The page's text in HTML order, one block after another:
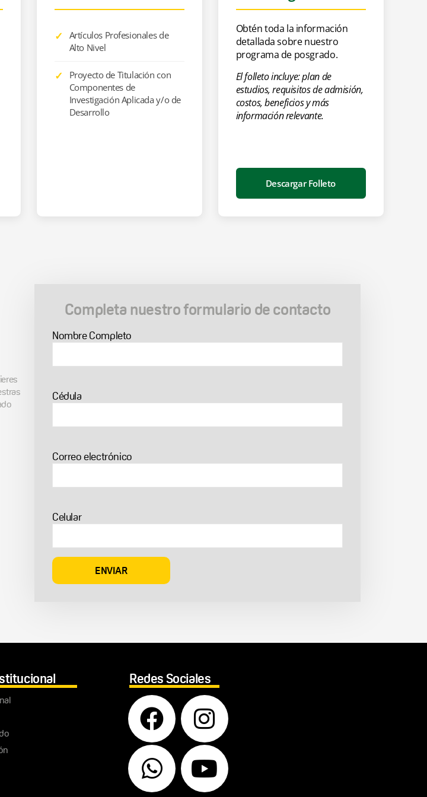
Artículos Profesionales de
Alto Nivel
Proyecto de Titulación con
Componentes de
Investigación Aplicada y/o de
Desarrollo
Obtén toda la información
detallada sobre nuestro
programa de posgrado.
El folleto incluye: plan de
estudios, requisitos de admisión,
costos, beneficios y más
información relevante.
Descargar Folleto
Completa nuestro formulario de contacto
Nombre Completo
Cédula
Correo electrónico
Celular
Redes Sociales